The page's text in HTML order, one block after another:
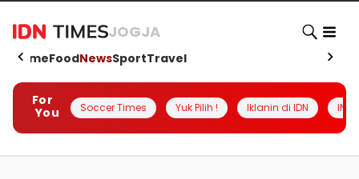
JOGJA
HomeFoodNewsSportTravel
For
You
Soccer Times Yuk Pilih ! Iklanin di IDN